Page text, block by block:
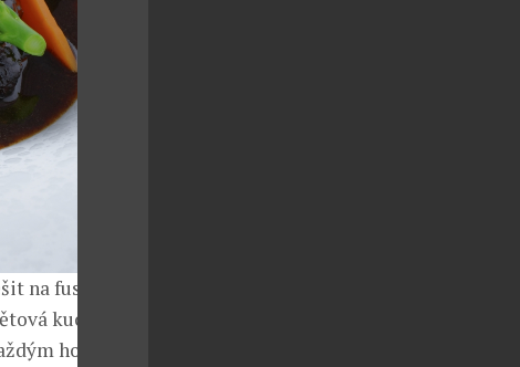
na fusion
kuchyně,
hostem u